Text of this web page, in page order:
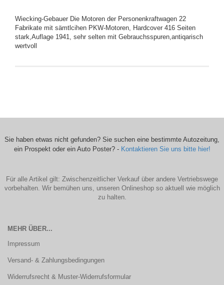
Wiecking-Gebauer Die Motoren der Personenkraftwagen 22
Fabrikate mit sämtlcihen PKW-Motoren, Hardcover 416 Seiten
stark,Auflage 1941, sehr selten mit Gebrauchsspuren,antiqarisch
wertvoll
Sie haben etwas nicht gefunden? Sie suchen eine bestimmte Autozeitung,
ein Prospekt oder ein Auto Poster? - Kontaktieren Sie uns bitte hier!
Für alle Artikel gilt: Zwischenzeitlicher Verkauf über andere Vertriebswege
vorbehalten. Wir bemühen uns, unseren Onlineshop so aktuell wie möglich
zu halten.
MEHR ÜBER...
Impressum
Versand- & Zahlungsbedingungen
Widerrufsrecht & Muster-Widerrufsformular